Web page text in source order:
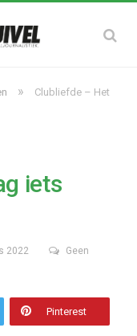
»
Clubliefde – Het
iets
2022
Geen
Pinterest